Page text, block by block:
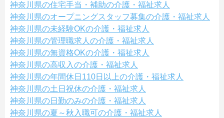
神奈川県の住宅手当・補助の介護・福祉求人
神奈川県のオープニングスタッフ募集の介護・福祉求人
神奈川県の未経験OKの介護・福祉求人
神奈川県の管理職求人の介護・福祉求人
神奈川県の無資格OKの介護・福祉求人
神奈川県の高収入の介護・福祉求人
神奈川県の年間休日110日以上の介護・福祉求人
神奈川県の土日祝休の介護・福祉求人
神奈川県の日勤のみの介護・福祉求人
神奈川県の夏～秋入職可の介護・福祉求人